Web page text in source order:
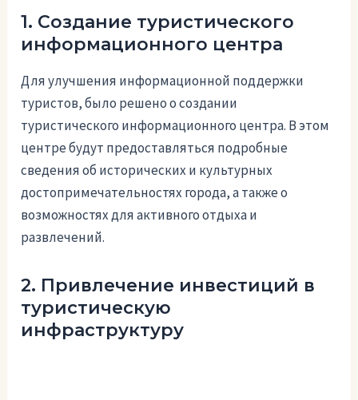
1. Создание туристического
информационного центра
Для улучшения информационной поддержки
туристов, было решено о создании
туристического информационного центра. В этом
центре будут предоставляться подробные
сведения об исторических и культурных
достопримечательностях города, а также о
возможностях для активного отдыха и
развлечений.
2. Привлечение инвестиций в
туристическую
инфраструктуру